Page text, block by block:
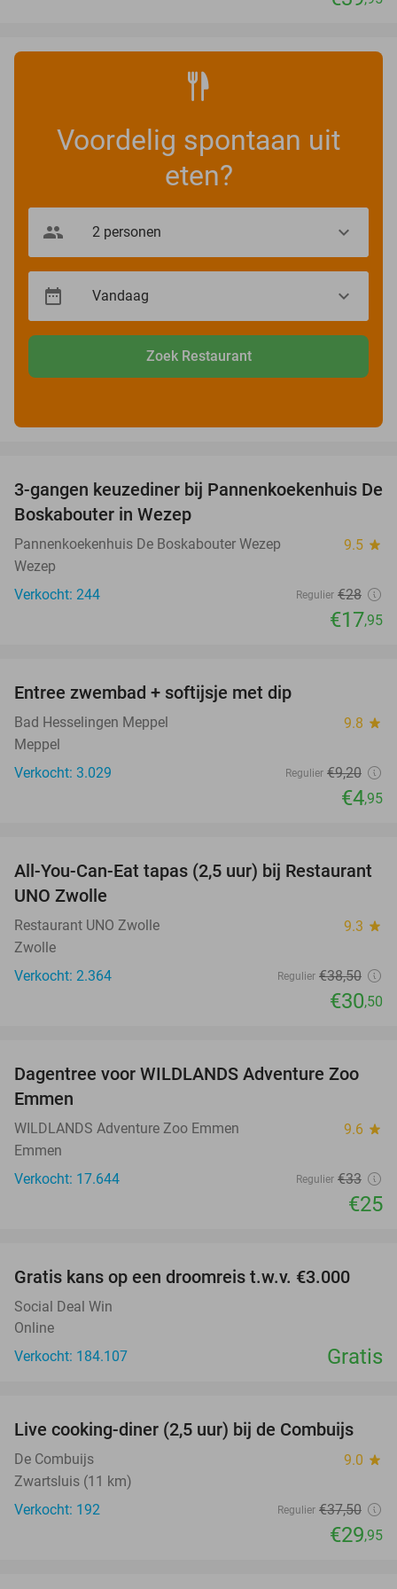
Voordelig spontaan uit
eten?
Zoek Restaurant
36%
3-gangen keuzediner bij Pannenkoekenhuis De
Boskabouter in Wezep
Pannenkoekenhuis De Boskabouter Wezep 9.5 star
Wezep
Verkocht: 244
Regulier €28
€17,95
Entree zwembad + softijsje met dip
Bad Hesselingen Meppel 9.8 star
Meppel
Verkocht: 3.029
Regulier €9,20
€4,95
21%
All-You-Can-Eat tapas (2,5 uur) bij Restaurant
UNO Zwolle
Restaurant UNO Zwolle 9.3 star
Zwolle
Verkocht: 2.364
Regulier €38,50
€30,50
24%
Dagentree voor WILDLANDS Adventure Zoo
Emmen
WILDLANDS Adventure Zoo Emmen 9.6 star
Emmen
Verkocht: 17.644
Regulier €33
€25
Gratis kans op een droomreis t.w.v. €3.000
Social Deal Win
Online
Verkocht: 184.107
Gratis
20%
Live cooking-diner (2,5 uur) bij de Combuijs
De Combuijs 9.0 star
Zwartsluis (11 km)
Verkocht: 192
Regulier €37,50
€29,95